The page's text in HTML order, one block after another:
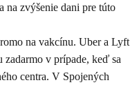
na zvýšenie dani pre túto
na vakcínu. Uber a Lyft
v prípade, keď sa
centra. V Spojených